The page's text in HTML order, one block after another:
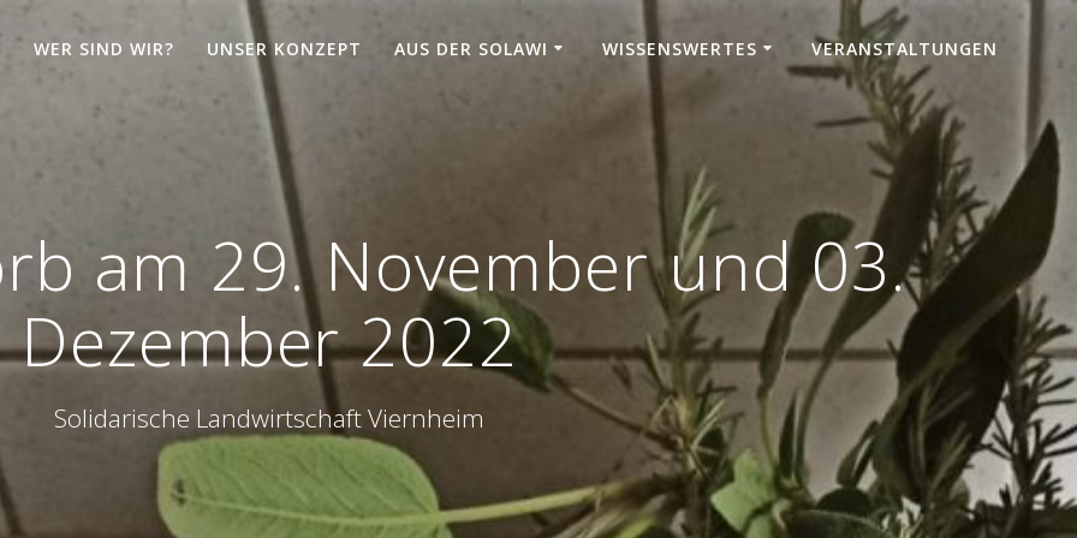
WER SIND WIR? UNSER KONZEPT AUS DER SOLAWI WISSENSWERTES VERANSTALTUNGEN
am 29. November und 03.
Dezember 2022
Solidarische Landwirtschaft Viernheim